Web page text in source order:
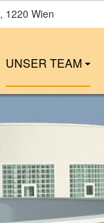
UNSER TEAM
, 1220 Wien